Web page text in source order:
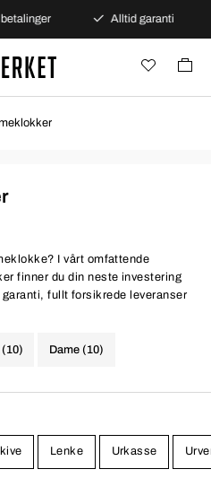
Alltid garanti
I vårt omfattende
finner du din neste investering
fullt forsikrede leveranser
(10) Dame (10)
Lenke Urkasse